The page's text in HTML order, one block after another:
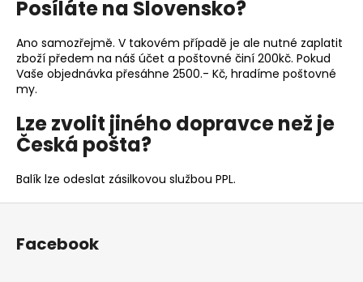
Posíláte na Slovensko?
Ano samozřejmě. V takovém případě je ale nutné zaplatit
zboží předem na náš účet a poštovné činí 200kč. Pokud
Vaše objednávka přesáhne 2500.- Kč, hradíme poštovné
my.
Lze zvolit jiného dopravce než je
Česká pošta?
Balík lze odeslat zásilkovou službou PPL.
r
u
č
u
j
m
e
84
1
050
Z
Facebook